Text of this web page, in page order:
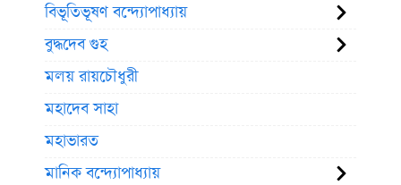
বিভূতিভূষণ বন্দ্যোপাধ্যায়
বুদ্ধদেব গুহ
মলয় রায়চৌধুরী
মহাদেব সাহা
মহাভারত
মানিক বন্দ্যোপাধ্যায়